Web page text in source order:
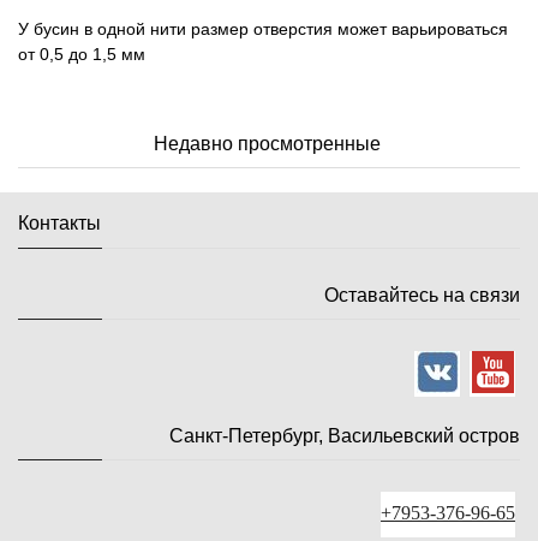
У бусин в одной нити размер отверстия может варьироваться
от 0,5 до 1,5 мм
Недавно просмотренные
Контакты
Оставайтесь на связи
Санкт-Петербург, Васильевский остров
+7953-376-96-65